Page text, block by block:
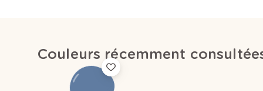
Couleurs récemment